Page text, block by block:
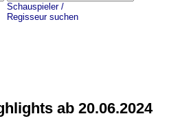
Schauspieler /
Regisseur suchen
ab 20.06.2024